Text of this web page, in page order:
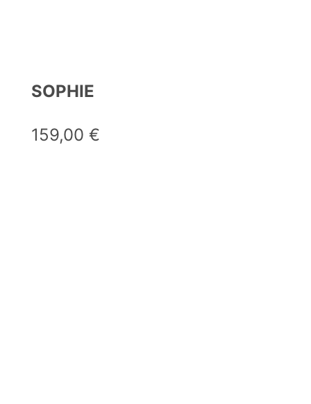
SOPHIE
159,00 €